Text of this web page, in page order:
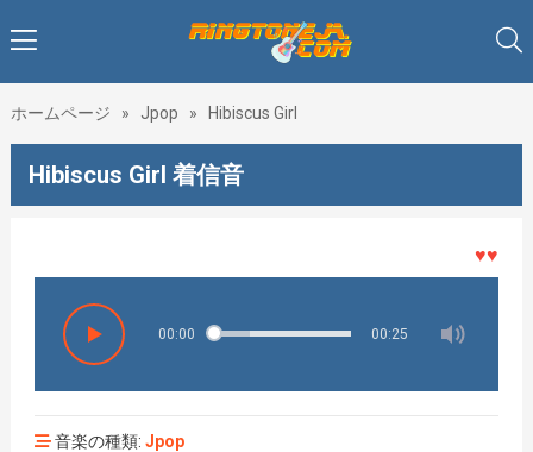
ホームページ » Jpop » Hibiscus Girl
Hibiscus Girl 着信音
♥♥♥着メ
00:00 00:25
音楽の種類: Jpop